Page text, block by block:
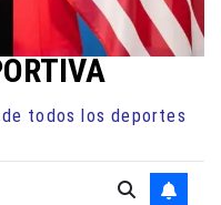
todos los deportes